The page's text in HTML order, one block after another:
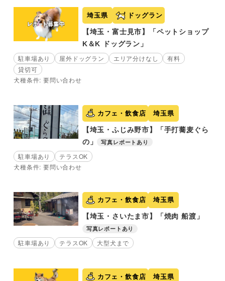
埼玉県 ドッグラン
【埼玉・富士見市】「ペットショップ
K＆K ドッグラン」
駐車場あり 屋外ドッグラン エリア分けなし
有料
貸切可
犬種条件: 要問い合わせ
カフェ・飲食店 埼玉県
【埼玉・ふじみ野市】「手打蕎麦ぐら
の」
写真レポートあり
駐車場あり
テラスOK
犬種条件: 要問い合わせ
カフェ・飲食店 埼玉県
【埼玉・さいたま市】「焼肉 船渡」
写真レポートあり
駐車場あり テラスOK 大型犬まで
カフェ・飲食店 埼玉県